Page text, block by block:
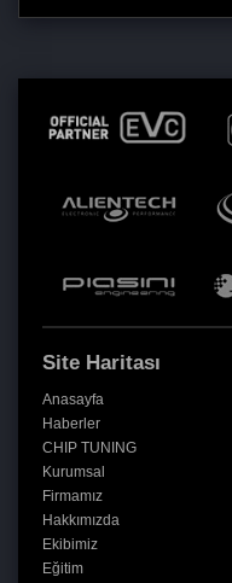
Site Haritası
Anasayfa
Haberler
CHIP TUNING
Kurumsal
Firmamız
Hakkımızda
Ekibimiz
Eğitim